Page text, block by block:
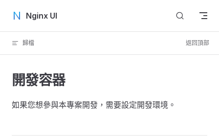
Skip to content
Nginx UI
歸檔 返回頂部
開發容器
如果您想參與本專案開發，需要設定開發環境。